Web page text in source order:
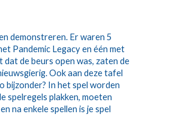
demonstreren. Er waren 5
Pandemic Legacy en één met
de beurs open was, zaten de
Ook aan deze tafel
bijzonder? In het spel worden
spelregels plakken, moeten
na enkele spellen is je spel